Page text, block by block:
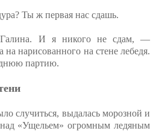
Ты ж первая нас сдашь.
И я никого не сдам, —
на нарисованного на стене лебедя.
партию.
случиться, выдалась морозной и
над «Ущельем» огромным ледяным